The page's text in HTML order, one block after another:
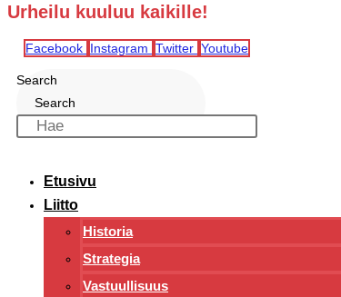
Urheilu kuuluu kaikille!
Facebook Instagram Twitter Youtube
Search
Search
Etusivu
Liitto
Historia
Strategia
Vastuullisuus